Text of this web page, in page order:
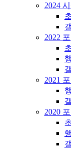
2024
2022
2021
2020